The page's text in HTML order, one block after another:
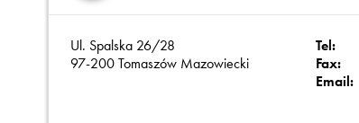
Ul. Spalska 26/28
97-200 Tomaszów Mazowiecki
Tel:
Fax:
Email: